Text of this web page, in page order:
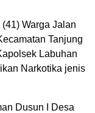
Warga Jalan
Tanjung
Labuhan
Narkotika jenis
Dusun I Desa